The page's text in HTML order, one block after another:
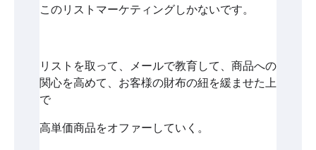
このリストマーケティングしかないです。
リストを取って、メールで教育して、商品への
関心を高めて、お客様の財布の紐を緩ませた上
で
高単価商品をオファーしていく。